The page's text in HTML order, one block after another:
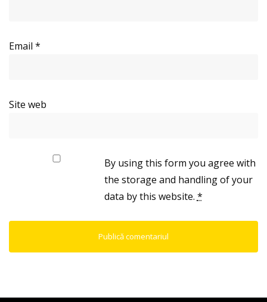
Email *
Site web
By using this form you agree with
the storage and handling of your
data by this website. *